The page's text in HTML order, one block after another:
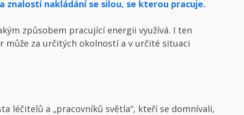
znalostí nakládání se silou, se kterou pracuje.
způsobem pracující energii využívá. I ten
může za určitých okolností a v určité situaci
léčitelů a „pracovníků světla“, kteří se domnívali,